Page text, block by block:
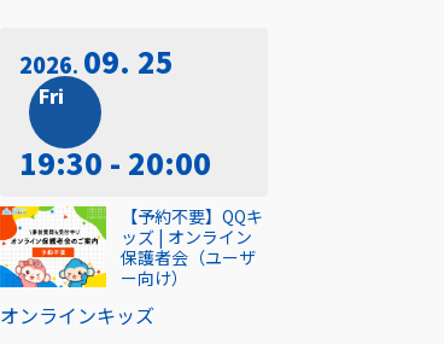
2026 09. 25
Fri
19:30 - 20:00
オンラインキッズ
【予約不要】QQキ
ッズ | オンライン
保護者会（ユーザ
ー向け）